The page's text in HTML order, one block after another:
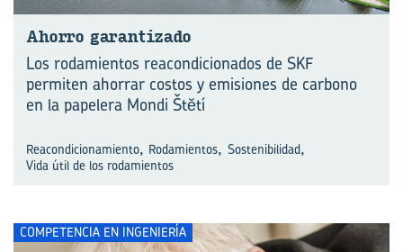
Aho­rro ga­ran­ti­za­do
Los rodamientos reacondicionados de SKF
permiten ahorrar costos y emisiones de carbono
en la papelera Mondi Štĕtí
Reacondicionamiento, Rodamientos, Sostenibilidad,
Vida útil de los rodamientos
COMPETENCIA EN INGENIERÍA